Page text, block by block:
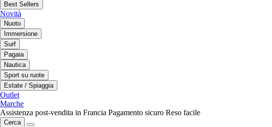
Best Sellers
Novità
Nuoto
Immersione
Surf
Pagaia
Nautica
Sport su ruote
Estate / Spiaggia
Outlet
Marche
Assistenza post-vendita in Francia Pagamento sicuro Reso facile
Cerca